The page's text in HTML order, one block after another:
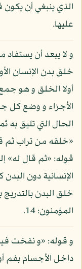
الذي ينبغي أن يكون
عليها.
و لا يبعد أن
خلق بدن الإنسان
أولا الخلق و هو
الأجزاء و وضع كل
الحال التي تليق به
قوله: «ثم قال له»
الإنسانية دون
خلق البدن بالتدريج
المؤمنون: 14.
و قوله: «و نفخت
داخل الأجسام بفم